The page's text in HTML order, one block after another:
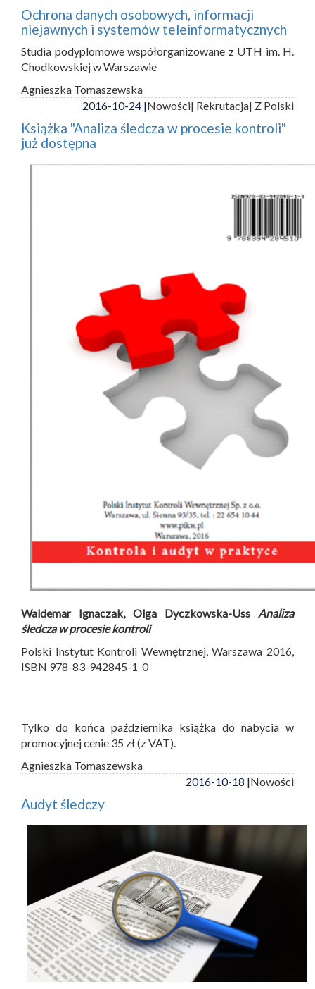
Ochrona danych osobowych, informacji
niejawnych i systemów teleinformatycznych
Studia podyplomowe współorganizowane z UTH im. H.
Chodkowskiej w Warszawie
Agnieszka Tomaszewska
2016-10-24 |Nowości| Rekrutacja| Z Polski
Książka "Analiza śledcza w procesie kontroli"
już dostępna
Waldemar Ignaczak, Olga Dyczkowska-Uss Analiza
śledcza w procesie kontroli
Polski Instytut Kontroli Wewnętrznej, Warszawa 2016,
ISBN 978-83-942845-1-0
Tylko do końca października książka do nabycia w
promocyjnej cenie 35 zł (z VAT).
Agnieszka Tomaszewska
2016-10-18 |Nowości
Audyt śledczy